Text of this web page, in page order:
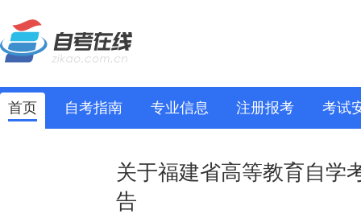
首页 自考指南 专业信息 注册报考 考试
关于福建省高等教育自学
告